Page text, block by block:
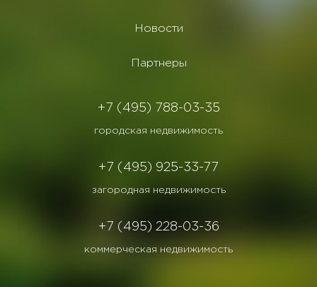
Новости
Партнеры
+7 (495) 788-03-35
городская недвижимость
+7 (495) 925-33-77
загородная недвижимость
+7 (495) 228-03-36
коммерческая недвижимость